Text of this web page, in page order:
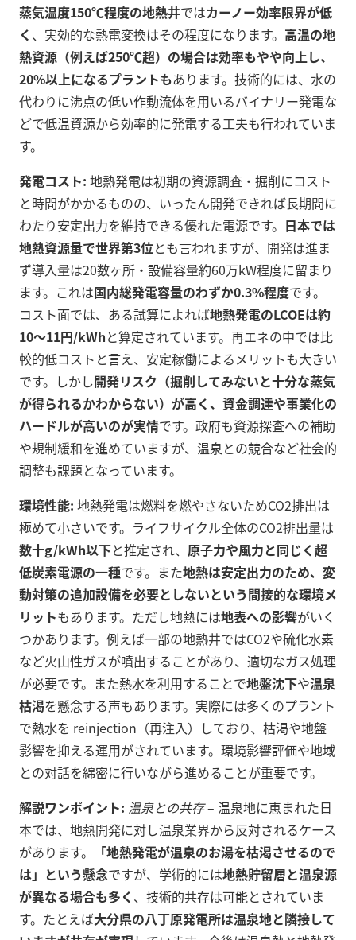
蒸気温度150℃程度の地熱井ではカーノー効率限界が低
く 、実効的な熱電変換はその程度になります。 高温の地
熱資源（例えば250℃超）の場合は効率もやや向上し、
20%以上になるプラントもあります。技術的には、水の
代わりに沸点の低い作動流体を用いるバイナリー発電な
どで低温資源から効率的に発電する工夫も行われていま
す。
発電コスト: 地熱発電は初期の資源調査・掘削にコスト
と時間がかかるものの、いったん開発できれば長期間に
わたり安定出力を維持できる優れた電源です。 日本では
地熱資源量で世界第3位とも言われますが、開発は進ま
ず導入量は20数ヶ所・設備容量約60万kW程度に留まり
ます。これは国内総発電容量のわずか0.3%程度です。
コスト面では、ある試算によれば地熱発電のLCOEは約
10～11円/kWhと算定されています。再エネの中では比
較的低コストと言え、安定稼働によるメリットも大きい
です。しかし開発リスク（掘削してみないと十分な蒸気
が得られるかわからない）が高く、資金調達や事業化の
ハードルが高いのが実情です。政府も資源探査への補助
や規制緩和を進めていますが、温泉との競合など社会的
調整も課題となっています。
環境性能: 地熱発電は燃料を燃やさないためCO2排出は
極めて小さいです。ライフサイクル全体のCO2排出量は
数十g/kWh以下と推定され、 原子力や風力と同じく超
低炭素電源の一種です。また地熱は安定出力のため、変
動対策の追加設備を必要としないという間接的な環境メ
リットもあります。ただし地熱には地表への影響がいく
つかあります。例えば一部の地熱井ではCO2や硫化水素
など火山性ガスが噴出することがあり、適切なガス処理
が必要です。また熱水を利用することで地盤沈下や温泉
枯渇を懸念する声もあります。実際には多くのプラント
で熱水を reinjection（再注入）しており、枯渇や地盤
影響を抑える運用がされています。環境影響評価や地域
との対話を綿密に行いながら進めることが重要です。
解説ワンポイント: 温泉との共存– 温泉地に恵まれた日
本では、地熱開発に対し温泉業界から反対されるケース
があります。
「地熱発電が温泉のお湯を枯渇させるので
は」という懸念ですが、学術的には地熱貯留層と温泉源
が異なる場合も多く 、技術的共存は可能とされていま
す。たとえば大分県の八丁原発電所は温泉地と隣接して